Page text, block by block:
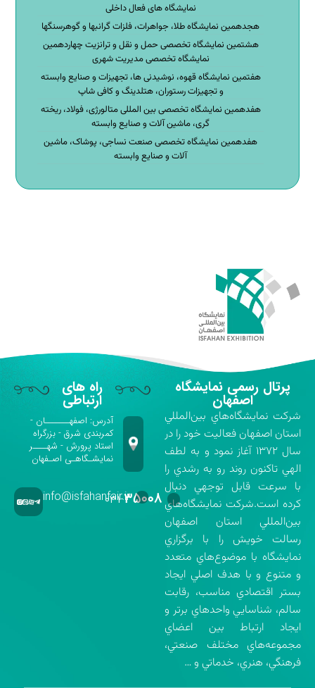
نمایشگاه های فعال داخلی
هجدهمین نمایشگاه طلا، جواهرات، فلزات گرانبها و گوهرسنگها
هشتمین نمایشگاه تخصصی حمل و نقل و ترانزیت چهاردهمین
نمایشگاه تخصصی مدیریت شهری
هفتمین نمایشگاه قهوه، نوشیدنی ها، تجهیزات و صنایع وابسته
و تجهیزات رستوران، هتلدینگ و کافی شاپ
هفدهمین نمایشگاه تخصصی بین المللی متالورژی، فولاد، ریخته
گری، ماشین آلات و صنایع وابسته
هفدهمین نمایشگاه تخصصی صنعت نساجی، پوشاک، ماشین
آلات و صنایع وابسته
پرتال رسمی نمایشگاه
اصفهان
شركت نمايشگاه‌هاي بين‌المللي
استان اصفهان فعاليت خود را در
سال ۱۳۷۲ آغاز نمود و به لطف
الهي تاكنون روند رو به رشدي را
با سرعت قابل توجهي دنبال
كرده است.شركت نمايشگاه‌هاي
بين‌المللي استان اصفهان
رسالت خويش را با برگزاري
نمايشگاه با موضوع‌هاي متعدد
و متنوع و با هدف اصلي ايجاد
بستر اقتصادي مناسب، رقابت
سالم، شناسايي واحدهاي برتر و
ايجاد ارتباط بين اعضاي
مجموعه‌هاي مختلف صنعتي،
فرهنگي، هنري، خدماتي و …
راه های
ارتباطی
آدرس: اصفهـــــــان -
کمربندی شرق - بزرگراه
استاد پرورش - شهــــر
نمایشـگاهـی اصـفهان
۰۳۱-۳۵۰۰۸info@isfahanfair.ir